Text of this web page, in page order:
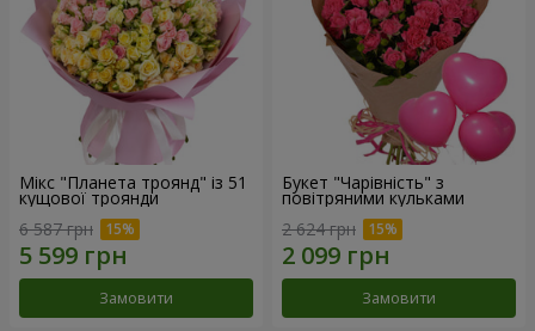
Мікс "Планета троянд" із 51
кущової троянди
6 587 грн
Замовити
Букет "Чарівність" з
повітряними кульками
2 624 грн
Замовити